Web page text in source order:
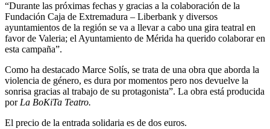
“Durante las próximas fechas y gracias a la colaboración de la
Fundación Caja de Extremadura – Liberbank y diversos
ayuntamientos de la región se va a llevar a cabo una gira teatral en
favor de Valeria; el Ayuntamiento de Mérida ha querido colaborar en
esta campaña”.
Como ha destacado Marce Solís, se trata de una obra que aborda la
violencia de género, es dura por momentos pero nos devuelve la
sonrisa gracias al trabajo de su protagonista”. La obra está producida
porLa BoKiTa Teatro.
El precio de la entrada solidaria es de dos euros.